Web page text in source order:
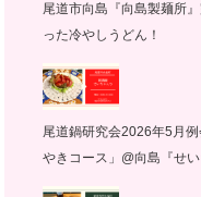
尾道市向島『向島製麺所
った冷やしうどん！
尾道鍋研究会2026年5月
やきコース」@向島『せい